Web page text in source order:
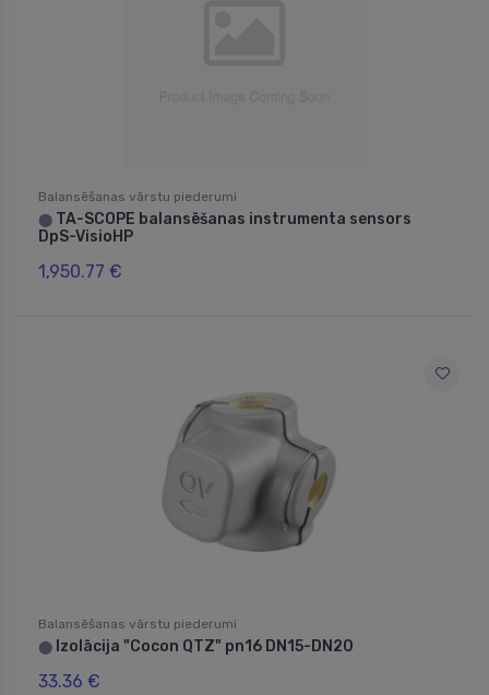
Balansēšanas vārstu piederumi
⬤ TA-SCOPE balansēšanas instrumenta sensors
DpS-VisioHP
1,950.77 €
Balansēšanas vārstu piederumi
⬤ Izolācija "Cocon QTZ" pn16 DN15-DN20
33.36 €